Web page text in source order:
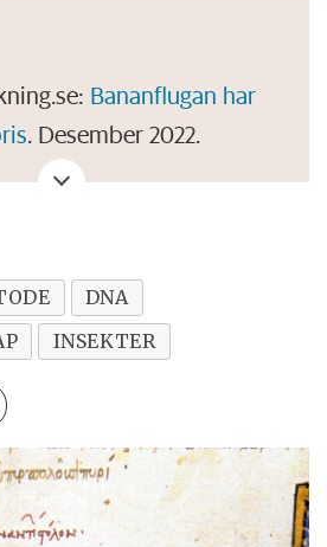
Bananflugan har
. Desember 2022.
Desember 2018.
publisert på
nobelpris på grunn av
2017.
DNA
INSEKTER